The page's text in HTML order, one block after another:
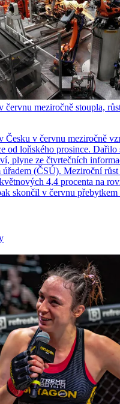
červnu meziročně stoupla,
Česku v červnu meziročně
od loňského prosince. Dařilo
plyne ze čtvrtečních
úřadem (ČSÚ). Meziroční
4,4 procenta na
skončil v červnu